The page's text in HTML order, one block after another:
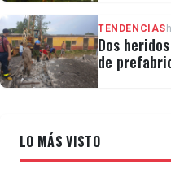
TENDENCIAS
Dos
de
LO MÁS VISTO